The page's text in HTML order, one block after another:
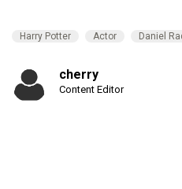
Harry Potter Actor Daniel
cherry
Content Editor